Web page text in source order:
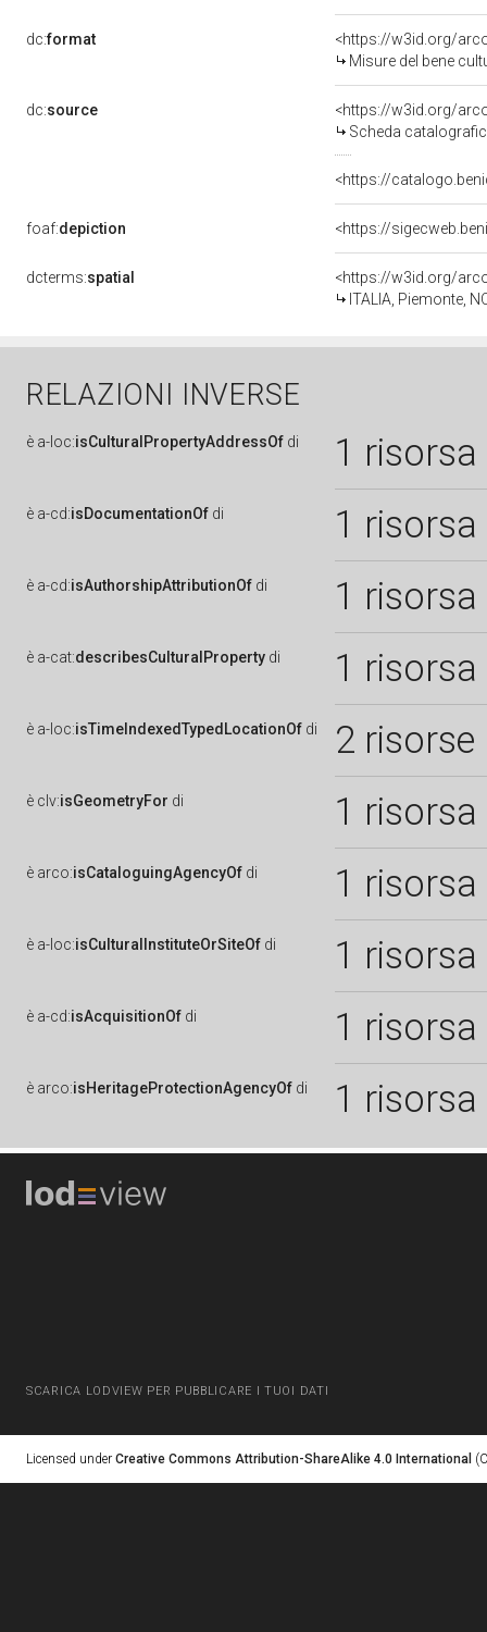
dc:format
<https://w3id.org/
Misure del bene
dc:source
<https://w3id.org/
Scheda
<https://
foaf:depiction <https://
dcterms:spatial
<https://w3id.org/
ITALIA, Piemonte,
RELAZIONI INVERSE
è a-loc:isCulturalPropertyAddressOf di 1 risorsa
è a-cd:isDocumentationOf di 1 risorsa
è a-cd:isAuthorshipAttributionOf di 1 risorsa
è a-cat:describesCulturalProperty di 1 risorsa
è a-loc:isTimeIndexedTypedLocationOf di 2 risorse
è clv:isGeometryFor di 1 risorsa
è arco:isCataloguingAgencyOf di 1 risorsa
è a-loc:isCulturalInstituteOrSiteOf di 1 risorsa
è a-cd:isAcquisitionOf di 1 risorsa
è arco:isHeritageProtectionAgencyOf di 1 risorsa
SCARICA LODVIEW PER PUBBLICARE I TUOI DATI
Licensed under Creative Commons Attribution-ShareAlike 4.0 International